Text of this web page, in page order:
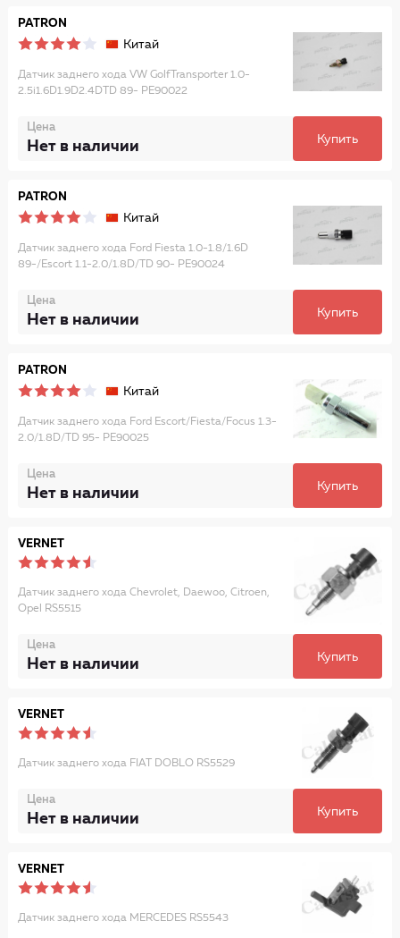
PATRON
Китай
Датчик заднего хода VW GolfTransporter 1.0-
2.5i1.6D1.9D2.4DTD 89- PE90022
Цена
Нет в наличии Купить
PATRON
Китай
Датчик заднего хода Ford Fiesta 1.0-1.8/1.6D
89-/Escort 1.1-2.0/1.8D/TD 90- PE90024
Цена
Нет в наличии Купить
PATRON
Китай
Датчик заднего хода Ford Escort/Fiesta/Focus 1.3-
2.0/1.8D/TD 95- PE90025
Цена
Нет в наличии Купить
VERNET
Датчик заднего хода Chevrolet, Daewoo, Citroen,
Opel RS5515
Цена
Нет в наличии Купить
VERNET
Датчик заднего хода FIAT DOBLO RS5529
Цена
Нет в наличии Купить
VERNET
Датчик заднего хода MERCEDES RS5543